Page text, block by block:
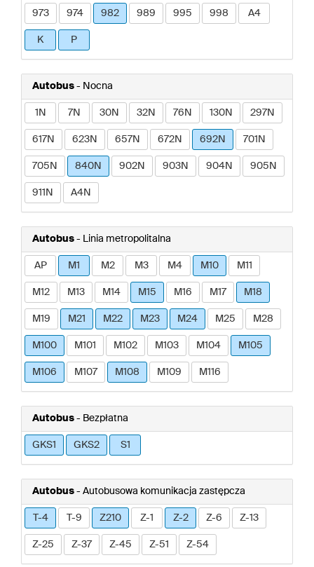
973 974 982 989 995 998 A4
K P
Autobus - Nocna
1N 7N 30N 32N 76N 130N 297N
617N 623N 657N 672N 692N 701N
705N 840N 902N 903N 904N 905N
911N A4N
Autobus - Linia metropolitalna
AP M1 M2 M3 M4 M10 M11
M12 M13 M14 M15 M16 M17 M18
M19 M21 M22 M23 M24 M25 M28
M100 M101 M102 M103 M104 M105
M106 M107 M108 M109 M116
Autobus - Bezpłatna
GKS1 GKS2 S1
Autobus - Autobusowa komunikacja zastępcza
T-4 T-9 Z210 Z-1 Z-2 Z-6 Z-13
Z-25 Z-37 Z-45 Z-51 Z-54